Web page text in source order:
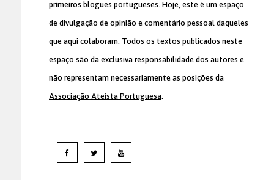
primeiros blogues portugueses. Hoje, este é um espaço
de divulgação de opinião e comentário pessoal daqueles
que aqui colaboram. Todos os textos publicados neste
espaço são da exclusiva responsabilidade dos autores e
não representam necessariamente as posições da
Associação Ateísta Portuguesa.